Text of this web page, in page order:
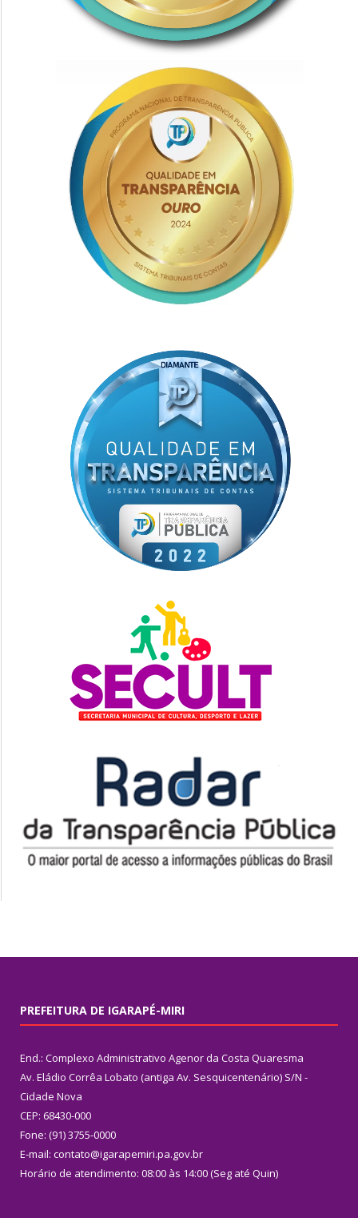
PREFEITURA DE IGARAPÉ-MIRI
End.: Complexo Administrativo Agenor da Costa Quaresma
Av. Eládio Corrêa Lobato (antiga Av. Sesquicentenário) S/N -
Cidade Nova
CEP: 68430-000
Fone: (91) 3755-0000
E-mail: contato@igarapemiri.pa.gov.br
Horário de atendimento: 08:00 às 14:00 (Seg até Quin)